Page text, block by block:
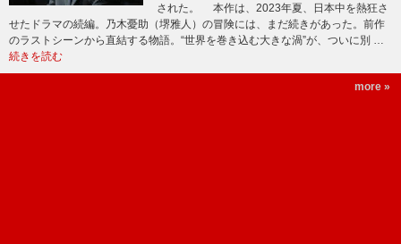
された。 本作は、2023年夏、日本中を熱狂さ
せたドラマの続編。乃木憂助（堺雅人）の冒険には、まだ続きがあった。前作
のラストシーンから直結する物語。“世界を巻き込む大きな渦”が、ついに別 …
続きを読む
more »